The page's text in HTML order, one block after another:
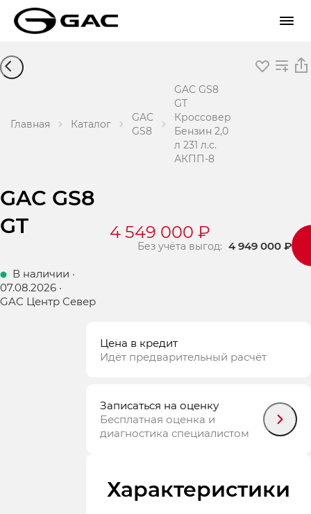
Главная Каталог
GAC
GS8
GAC GS8
GT
Кроссовер
Бензин 2,0
л 231 л.с.
АКПП-8
GAC GS8
GT
В наличии ·
07.08.2026 ·
GAC Центр Север
4 549 000 ₽
Без учёта выгод: 4 949 000 ₽
Цена в кредит
Идёт предварительный расчёт
Записаться на оценку
Бесплатная оценка и
диагностика специалистом
Характеристики